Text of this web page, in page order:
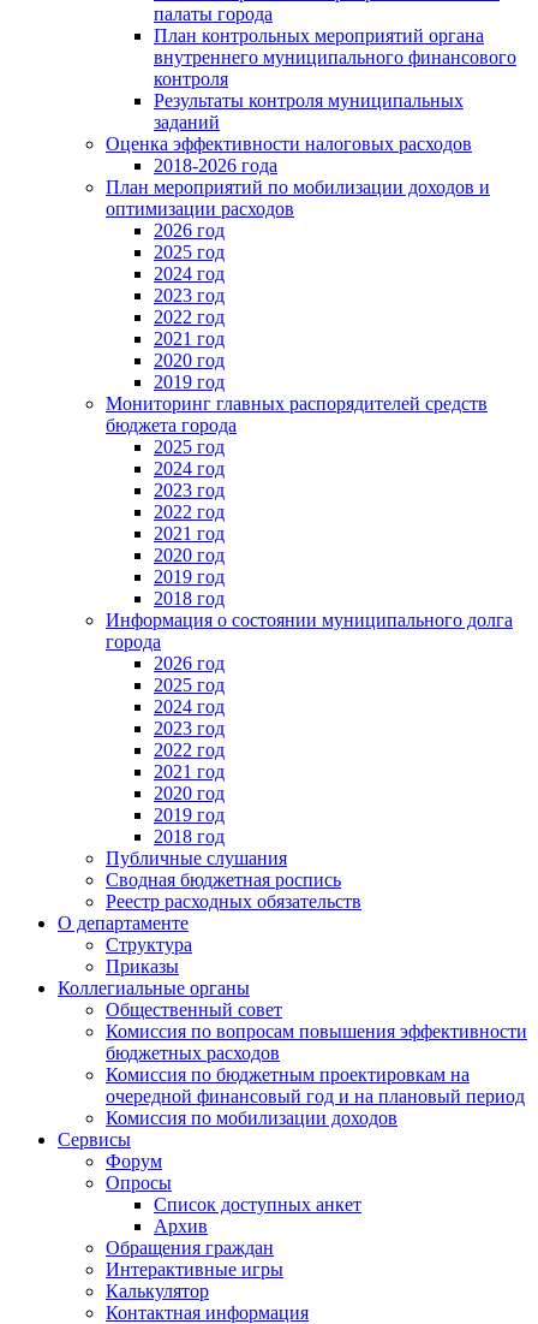
палаты города
План контрольных мероприятий органа
внутреннего муниципального финансового
контроля
Результаты контроля муниципальных
заданий
Оценка эффективности налоговых расходов
2018-2026 года
План мероприятий по мобилизации доходов и
оптимизации расходов
2026 год
2025 год
2024 год
2023 год
2022 год
2021 год
2020 год
2019 год
Мониторинг главных распорядителей средств
бюджета города
2025 год
2024 год
2023 год
2022 год
2021 год
2020 год
2019 год
2018 год
Информация о состоянии муниципального долга
города
2026 год
2025 год
2024 год
2023 год
2022 год
2021 год
2020 год
2019 год
2018 год
Публичные слушания
Сводная бюджетная роспись
Реестр расходных обязательств
О департаменте
Структура
Приказы
Коллегиальные органы
Общественный совет
Комиссия по вопросам повышения эффективности
бюджетных расходов
Комиссия по бюджетным проектировкам на
очередной финансовый год и на плановый период
Комиссия по мобилизации доходов
Сервисы
Форум
Опросы
Список доступных анкет
Архив
Обращения граждан
Интерактивные игры
Калькулятор
Контактная информация